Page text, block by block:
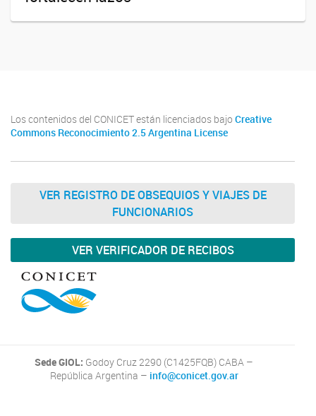
Los contenidos del CONICET están licenciados bajo Creative
Commons Reconocimiento 2.5 Argentina License
VER REGISTRO DE OBSEQUIOS Y VIAJES DE
FUNCIONARIOS
VER VERIFICADOR DE RECIBOS
Sede GIOL: Godoy Cruz 2290 (C1425FQB) CABA –
República Argentina – info@conicet.gov.ar